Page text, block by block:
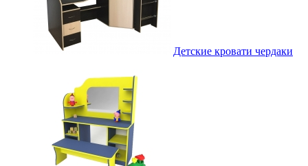
Детские кровати чердаки